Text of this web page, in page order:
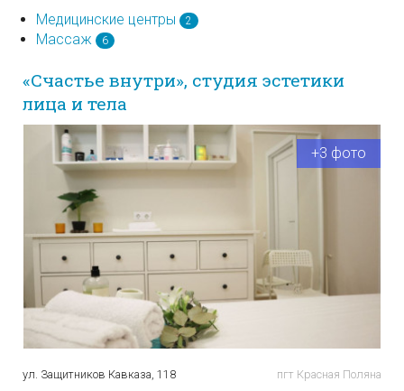
Медицинские центры 2
Массаж 6
«Счастье внутри», студия эстетики
лица и тела
+3 фото
ул. Защитников Кавказа, 118
пгт Красная Поляна